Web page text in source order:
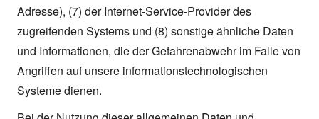
Adresse), (7) der Internet-Service-Provider des
zugreifenden Systems und (8) sonstige ähnliche Daten
und Informationen, die der Gefahrenabwehr im Falle von
Angriffen auf unsere informationstechnologischen
Systeme dienen.